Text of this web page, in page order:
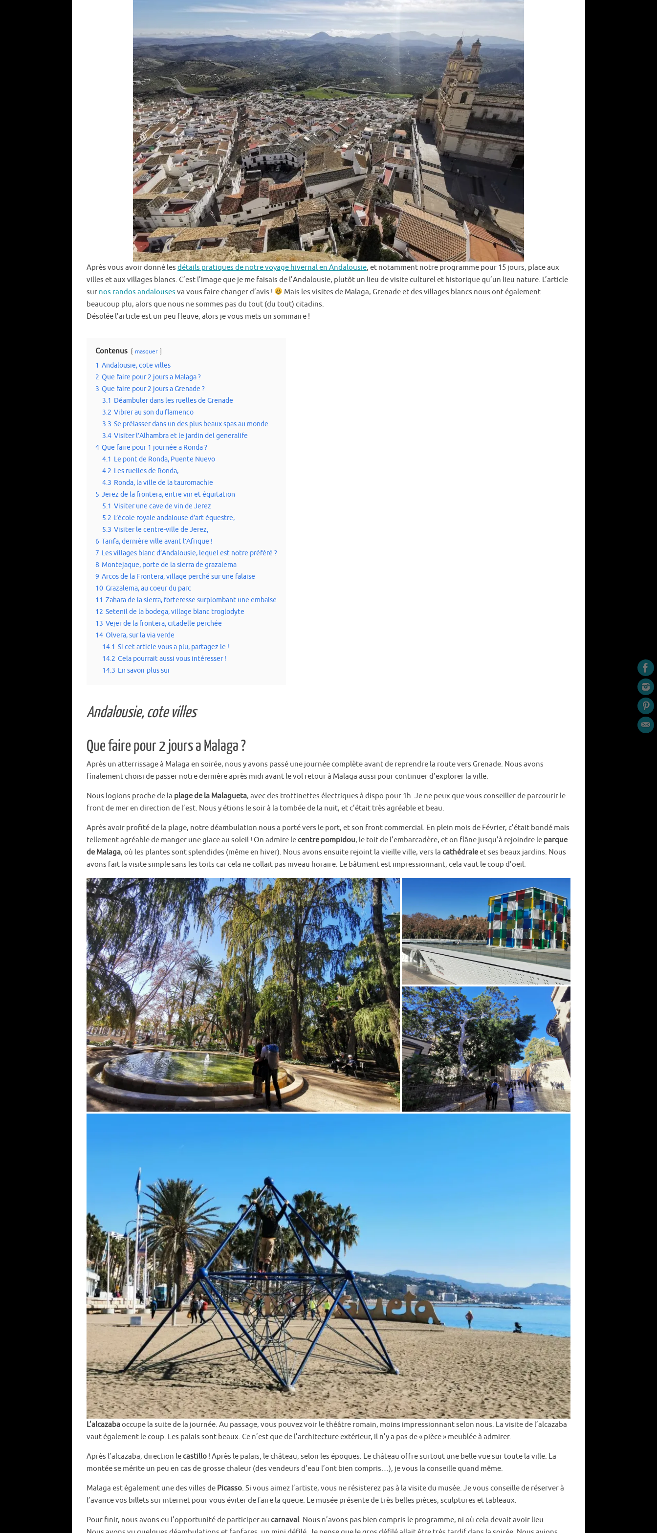
Après vous avoir donné les détails pratiques de notre voyage hivernal en Andalousie, et notamment notre programme pour 15 jours, place aux
villes et aux villages blancs. C’est l’image que je me faisais de l’Andalousie, plutôt un lieu de visite culturel et historique qu’un lieu nature. L’article
sur nos randos andalouses va vous faire changer d’avis !
Mais les visites de Malaga, Grenade et des villages blancs nous ont également
beaucoup plu, alors que nous ne sommes pas du tout (du tout) citadins.
Désolée l’article est un peu fleuve, alors je vous mets un sommaire !
Contenus masquer
1 Andalousie, cote villes
2 Que faire pour 2 jours a Malaga ?
3 Que faire pour 2 jours a Grenade ?
3.1 Déambuler dans les ruelles de Grenade
3.2 Vibrer au son du flamenco
3.3 Se prélasser dans un des plus beaux spas au monde
3.4 Visiter l’Alhambra et le jardin del generalife
4 Que faire pour 1 journée a Ronda ?
4.1 Le pont de Ronda, Puente Nuevo
4.2 Les ruelles de Ronda,
4.3 Ronda, la ville de la tauromachie
5 Jerez de la frontera, entre vin et équitation
5.1 Visiter une cave de vin de Jerez
5.2 L’école royale andalouse d’art équestre,
5.3 Visiter le centre-ville de Jerez,
6 Tarifa, dernière ville avant l’Afrique !
7 Les villages blanc d’Andalousie, lequel est notre préféré ?
8 Montejaque, porte de la sierra de grazalema
9 Arcos de la Frontera, village perché sur une falaise
10 Grazalema, au coeur du parc
11 Zahara de la sierra, forteresse surplombant une embalse
12 Setenil de la bodega, village blanc troglodyte
13 Vejer de la frontera, citadelle perchée
14 Olvera, sur la via verde
14.1 Si cet article vous a plu, partagez le !
14.2 Cela pourrait aussi vous intéresser !
14.3 En savoir plus sur
Andalousie, cote villes
Que faire pour 2 jours a Malaga ?
Après un atterrissage à Malaga en soirée, nous y avons passé une journée complète avant de reprendre la route vers Grenade. Nous avons
finalement choisi de passer notre dernière après midi avant le vol retour à Malaga aussi pour continuer d’explorer la ville.
Nous logions proche de la plage de la Malagueta, avec des trottinettes électriques à dispo pour 1h. Je ne peux que vous conseiller de parcourir le
front de mer en direction de l’est. Nous y étions le soir à la tombée de la nuit, et c’était très agréable et beau.
Après avoir profité de la plage, notre déambulation nous a porté vers le port, et son front commercial. En plein mois de Février, c’était bondé mais
tellement agréable de manger une glace au soleil ! On admire lecentre pompidou, le toit de l’embarcadère, et on flâne jusqu’à rejoindre le parque
de Malaga, où les plantes sont splendides (même en hiver). Nous avons ensuite rejoint la vieille ville, vers la cathédraleet ses beaux jardins. Nous
avons fait la visite simple sans les toits car cela ne collait pas niveau horaire. Le bâtiment est impressionnant, cela vaut le coup d’oeil.
L’alcazabaoccupe la suite de la journée. Au passage, vous pouvez voir le théâtre romain, moins impressionnant selon nous. La visite de l’alcazaba
vaut également le coup. Les palais sont beaux. Ce n’est que de l’architecture extérieur, il n’y a pas de « pièce » meublée à admirer.
Après l’alcazaba, direction lecastillo ! Après le palais, le château, selon les époques. Le château offre surtout une belle vue sur toute la ville. La
montée se mérite un peu en cas de grosse chaleur (des vendeurs d’eau l’ont bien compris…), je vous la conseille quand même.
Malaga est également une des villes de Picasso. Si vous aimez l’artiste, vous ne résisterez pas à la visite du musée. Je vous conseille de réserver à
l’avance vos billets sur internet pour vous éviter de faire la queue. Le musée présente de très belles pièces, sculptures et tableaux.
Pour finir, nous avons eu l’opportunité de participer au carnaval. Nous n’avons pas bien compris le programme, ni où cela devait avoir lieu …